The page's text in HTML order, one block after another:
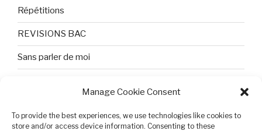
Manage Cookie Consent
To provide the best experiences, we use technologies like cookies to
store and/or access device information. Consenting to these
Répétitions
REVISIONS BAC
Sans parler de moi
Tristesse et attente